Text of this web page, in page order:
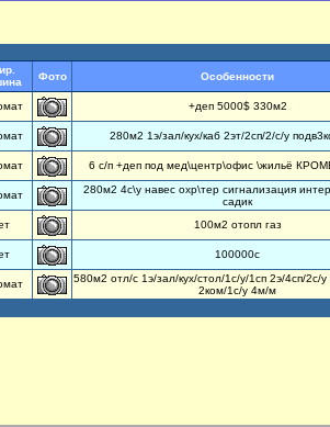
Фото Особенности
+деп 5000$ 330м2
280м2 1э/зал/кух/каб 2эт/2сп/2/с/у
6 с/п +деп под мед\центр\офис \жильё
280м2 4с\у навес охр\тер сигнализация
садик
100м2 отопл газ
100000с
580м2 отл/с 1э/зал/кух/стол/1с/у/1сп 2э/4сп/2с/
2ком/1с/у 4м/м